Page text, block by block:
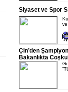
Siyaset ve Spor
ve
Çin’den
Bakanlıkta